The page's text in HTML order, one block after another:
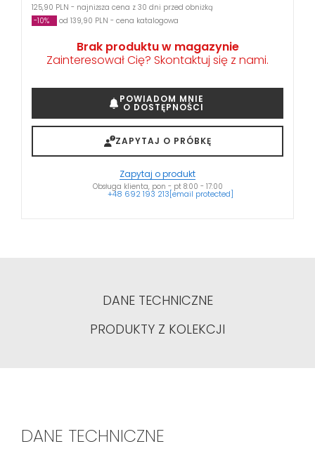
125,90 PLN - najniższa cena z 30 dni przed obniżką
-10%
od 139,90 PLN - cena katalogowa
Brak produktu w magazynie
Zainteresował Cię? Skontaktuj się z nami.
POWIADOM MNIE
O DOSTĘPNOŚCI
ZAPYTAJ O PRÓBKĘ
Zapytaj o produkt
Obsługa klienta, pon - pt 8:00 - 17:00
+48 692 193 213[email protected]
DANE TECHNICZNE
PRODUKTY Z KOLEKCJI
DANE TECHNICZNE